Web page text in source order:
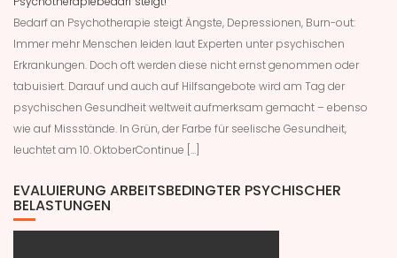
Bedarf an Psychotherapie steigt Ängste, Depressionen, Burn-out:
Immer mehr Menschen leiden laut Experten unter psychischen
Erkrankungen. Doch oft werden diese nicht ernst genommen oder
tabuisiert. Darauf und auch auf Hilfsangebote wird am Tag der
psychischen Gesundheit weltweit aufmerksam gemacht – ebenso
wie auf Missstände. In Grün, der Farbe für seelische Gesundheit,
leuchtet am 10. OktoberContinue […]
EVALUIERUNG ARBEITSBEDINGTER PSYCHISCHER
BELASTUNGEN